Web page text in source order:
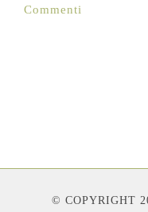
Commenti
© COPYRIGHT